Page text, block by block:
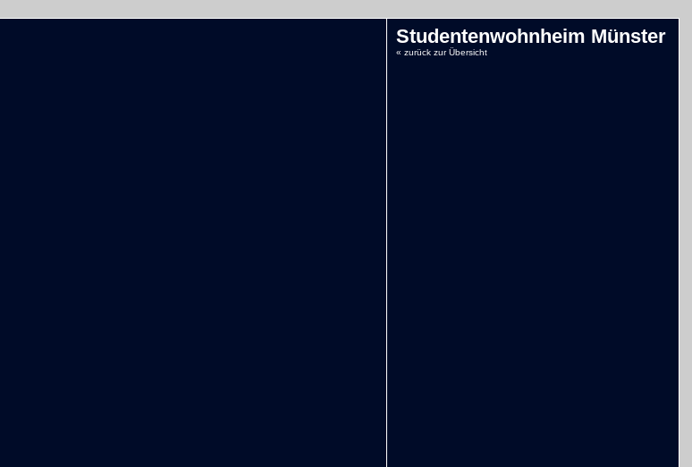
Studentenwohnheim Münster
« zurück zur Übersicht